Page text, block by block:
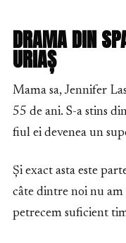
DRAMA DIN
URIAȘ
Mama sa, Jennifer
55 de ani. S-a stins
fiul ei devenea un
Și exact asta este
câte dintre noi nu am
petrecem suficient